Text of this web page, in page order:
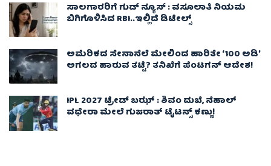
ಸಾಲಗಾರರಿಗೆ ಗುಡ್ ನ್ಯೂಸ್ : ವಸೂಲಾತಿ ನಿಯಮ
ಬಿಗಿಗೊಳಿಸಿದ RBI..ಇಲ್ಲಿದೆ ಡಿಟೇಲ್ಸ್
ಅಮೆರಿಕದ ಸೇನಾನೆಲೆ ಮೇಲಿಂದ ಹಾರಿತೇ ‘100 ಅಡಿ’
ಅಗಲದ ಹಾರುವ ತಟ್ಟೆ? ತನಿಖೆಗೆ ಪೆಂಟಗನ್ ಆದೇಶ!
IPL 2027 ಟ್ರೇಡ್‌ ಬಝ್ : ಶಿವಂ ದುಬೆ, ನೆಹಾಲ್
ವಧೇರಾ ಮೇಲೆ ಗುಜರಾತ್ ಟೈಟನ್ಸ್ ಕಣ್ಣು!